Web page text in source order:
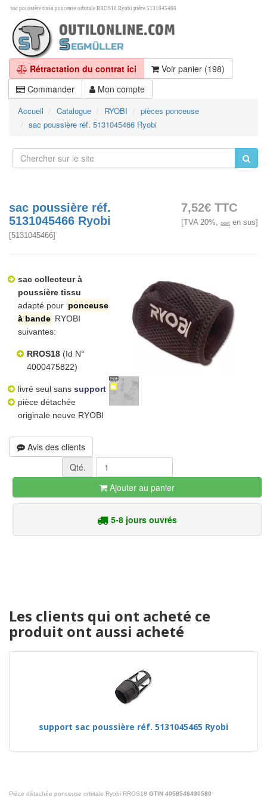
sac poussière tissu ponceuse orbitale RROS18 Ryobi pièce 5131045466
Rétractation du contrat ici
Voir panier (198)
Commander
Mon compte
Accueil Catalogue RYOBI
pièces ponceuse
sac poussière réf. 5131045466 Ryobi
7,52€ TTC
[TVA 20%, port en sus]
sac poussière réf.
5131045466 Ryobi
[5131045466]
sac collecteur à
poussière tissu
adapté pour ponceuse
à bande RYOBI
suivantes:
RROS18(Id N°
4000475822)
livré seul sans support
pièce détachée
originale neuve RYOBI
Avis des clients
Qté.
Ajouter au panier
5-8 jours ouvrés
Les clients qui ont acheté ce
produit ont aussi acheté
support sac poussière réf. 5131045465 Ryobi
Pièce détachée ponceuse orbitale Ryobi RROS18 GTIN 4058546430580